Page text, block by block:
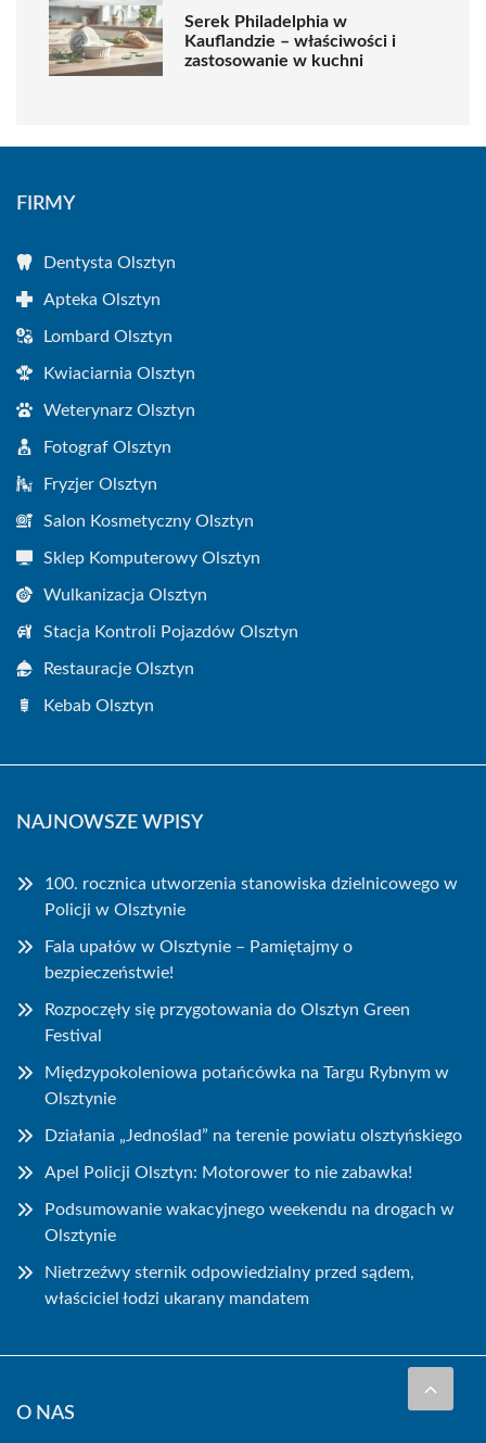
Serek Philadelphia w
Kauflandzie – właściwości i
zastosowanie w kuchni
FIRMY
Dentysta Olsztyn
Apteka Olsztyn
Lombard Olsztyn
Kwiaciarnia Olsztyn
Weterynarz Olsztyn
Fotograf Olsztyn
Fryzjer Olsztyn
Salon Kosmetyczny Olsztyn
Sklep Komputerowy Olsztyn
Wulkanizacja Olsztyn
Stacja Kontroli Pojazdów Olsztyn
Restauracje Olsztyn
Kebab Olsztyn
NAJNOWSZE WPISY
100. rocznica utworzenia stanowiska dzielnicowego w
Policji w Olsztynie
Fala upałów w Olsztynie – Pamiętajmy o
bezpieczeństwie!
Rozpoczęły się przygotowania do Olsztyn Green
Festival
Międzypokoleniowa potańcówka na Targu Rybnym w
Olsztynie
Działania „Jednoślad” na terenie powiatu olsztyńskiego
Apel Policji Olsztyn: Motorower to nie zabawka!
Podsumowanie wakacyjnego weekendu na drogach w
Olsztynie
Nietrzeźwy sternik odpowiedzialny przed sądem,
właściciel łodzi ukarany mandatem
O NAS